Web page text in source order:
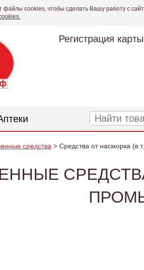
файлы cookies, чтобы сделать Вашу работу с
Регистрация карты
средства > Средства от насморка (в